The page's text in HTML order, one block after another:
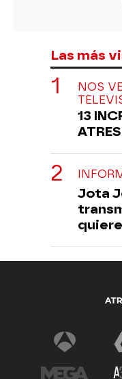
Las más
NOS
13
Jota